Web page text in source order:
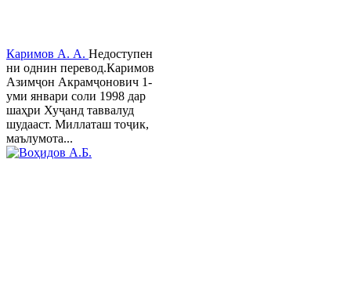
Каримов А. А. Недоступен
ни однин перевод.Каримов
Азимҷон Акрамҷонович 1-
уми январи соли 1998 дар
шаҳри Хуҷанд таввалуд
шудааст. Миллаташ тоҷик,
маълумота...